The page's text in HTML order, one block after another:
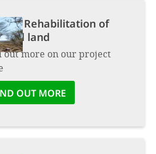
Rehabilitation of
land
out more on our project
OUT MORE